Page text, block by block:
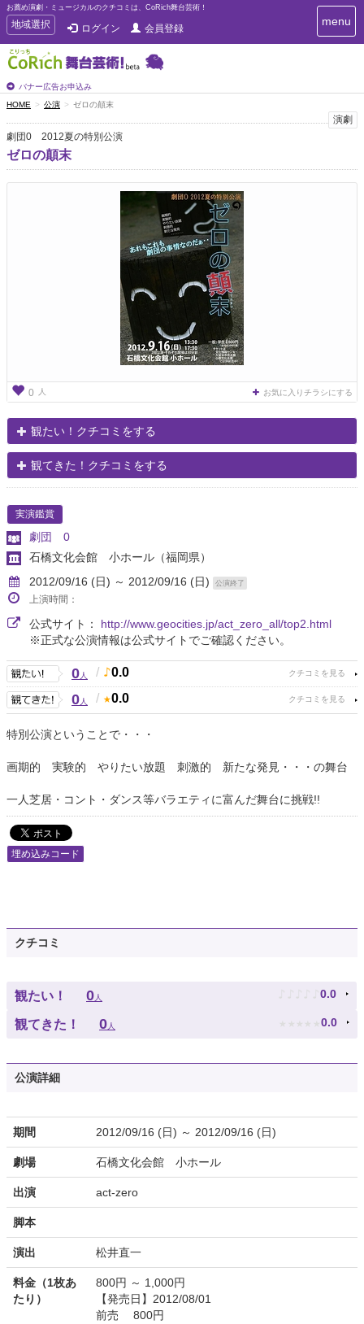
お薦め演劇・ミュージカルのクチコミは、CoRich舞台芸術！
T
o
g
g
e
n
a
v
i
g
地域選択 ログイン 会員登録
バナー広告お申込み
T
o
i
g
menu
HOME 公演 ゼロの顛末
演劇
劇団0 2012夏の特別公演
ゼロの顛末
0 人 お気に入りチラシにする
観たい！クチコミをする
観てきた！クチコミをする
実演鑑賞
劇団 0
石橋文化会館 小ホール （福岡県）
2012/09/16 (日) ～ 2012/09/16 (日)
公演終了
上演時間：
公式サイト： http://www.geocities.jp/act_zero_all/top2.html
※正式な公演情報は公式サイトでご確認ください。
0人 / 0.0
0人 / 0.0
特別公演ということで・・・
画期的 実験的 やりたい放題 刺激的 新たな発見・・・の舞台
一人芝居・コント・ダンス等バラエティに富んだ舞台に挑戦!!
埋め込みコード
クチコミ
観たい！ 0人 ♪ ♪ ♪ ♪ ♪ 0.0
観てきた！ 0人 ★ ★ ★ ★ ★ 0.0
公演詳細
期間 2012/09/16 (日) ～ 2012/09/16 (日)
劇場 石橋文化会館 小ホール
出演 act-zero
脚本
演出 松井直一
料金（1枚あ
たり）
800円 ～ 1,000円
【発売日】2012/08/01
前売 800円